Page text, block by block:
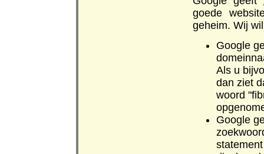
goede
geheim. Wij
Google
Als u
dan ziet
woord
Google